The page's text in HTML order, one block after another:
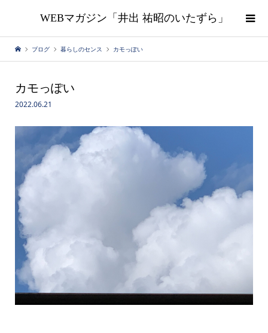
WEBマガジン「井出 祐昭のいたずら」
ブログ 暮らしのセンス カモっぽい
カモっぽい
2022.06.21